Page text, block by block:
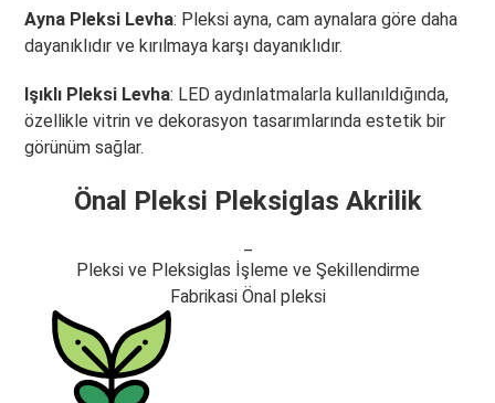
Ayna Pleksi Levha: Pleksi ayna, cam aynalara göre daha
dayanıklıdır ve kırılmaya karşı dayanıklıdır.
Işıklı Pleksi Levha: LED aydınlatmalarla kullanıldığında,
özellikle vitrin ve dekorasyon tasarımlarında estetik bir
görünüm sağlar.
Önal Pleksi Pleksiglas Akrilik
Pleksi ve Pleksiglas İşleme ve Şekillendirme
Fabrikasi Önal pleksi